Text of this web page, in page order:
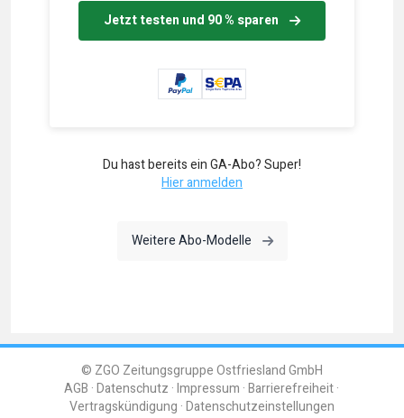
Jetzt testen und 90 % sparen
Du hast bereits ein GA-Abo? Super!
Hier anmelden
Weitere Abo-Modelle
© ZGO Zeitungsgruppe Ostfriesland GmbH
AGB Datenschutz Impressum Barrierefreiheit
Vertragskündigung Datenschutzeinstellungen